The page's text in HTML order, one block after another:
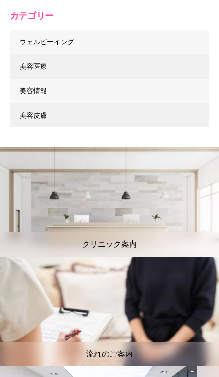
カテゴリー
ウェルビーイング
美容医療
美容情報
美容皮膚
クリニック案内
流れのご案内